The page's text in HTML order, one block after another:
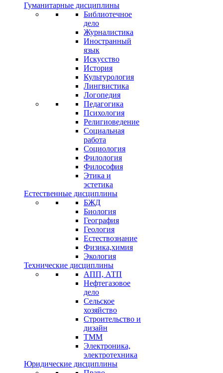
Гуманитарные дисциплины
Библиотечное
дело
Журналистика
Иностранный
язык
Искусство
История
Культурология
Лингвистика
Логопедия
Педагогика
Психология
Религиоведение
Социальная
работа
Социология
Филология
Философия
Этика и
эстетика
Естественные дисциплины
БЖД
Биология
География
Геология
Естествознание
Физика,химия
Экология
Технические дисциплины
АПП, АТП
Нефтегазовое
дело
Сельское
хозяйство
Строительство и
дизайн
ТММ
Электроника,
электротехника
Юридические дисциплины